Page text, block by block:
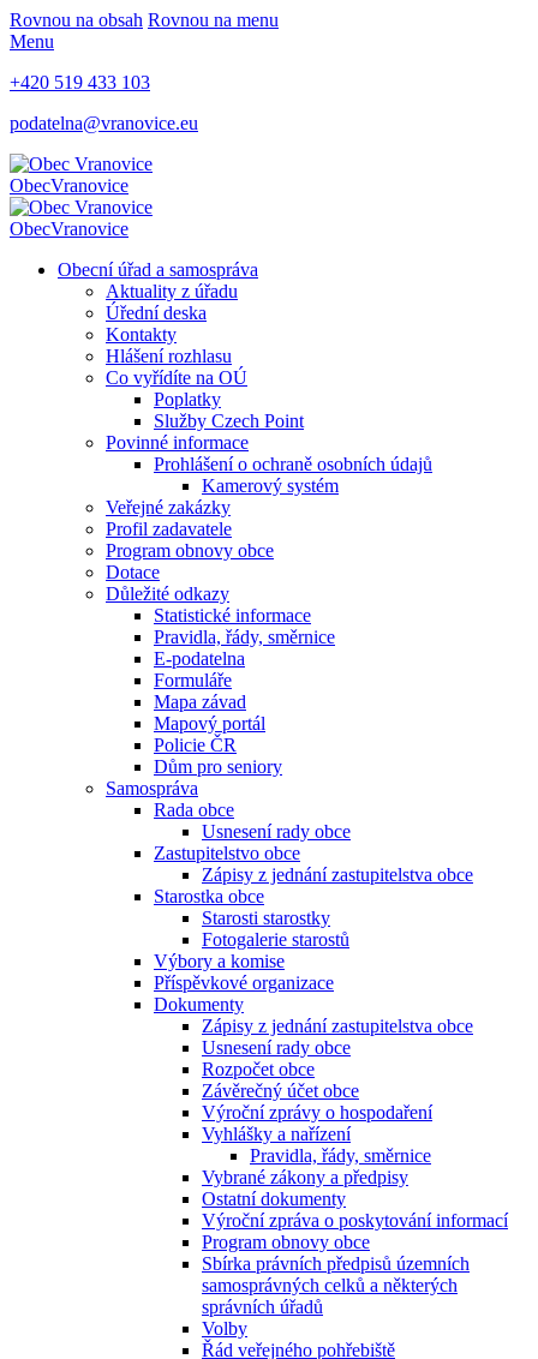
Rovnou na obsah Rovnou na menu
Menu
+420 519 433 103
podatelna@vranovice.eu
ObecVranovice
ObecVranovice
Obecní úřad a samospráva
Aktuality z úřadu
Úřední deska
Kontakty
Hlášení rozhlasu
Co vyřídíte na OÚ
Poplatky
Služby Czech Point
Povinné informace
Prohlášení o ochraně osobních údajů
Kamerový systém
Veřejné zakázky
Profil zadavatele
Program obnovy obce
Dotace
Důležité odkazy
Statistické informace
Pravidla, řády, směrnice
E-podatelna
Formuláře
Mapa závad
Mapový portál
Policie ČR
Dům pro seniory
Samospráva
Rada obce
Usnesení rady obce
Zastupitelstvo obce
Zápisy z jednání zastupitelstva obce
Starostka obce
Starosti starostky
Fotogalerie starostů
Výbory a komise
Příspěvkové organizace
Dokumenty
Zápisy z jednání zastupitelstva obce
Usnesení rady obce
Rozpočet obce
Závěrečný účet obce
Výroční zprávy o hospodaření
Vyhlášky a nařízení
Pravidla, řády, směrnice
Vybrané zákony a předpisy
Ostatní dokumenty
Výroční zpráva o poskytování informací
Program obnovy obce
Sbírka právních předpisů územních
samosprávných celků a některých
správních úřadů
Volby
Řád veřejného pohřebiště